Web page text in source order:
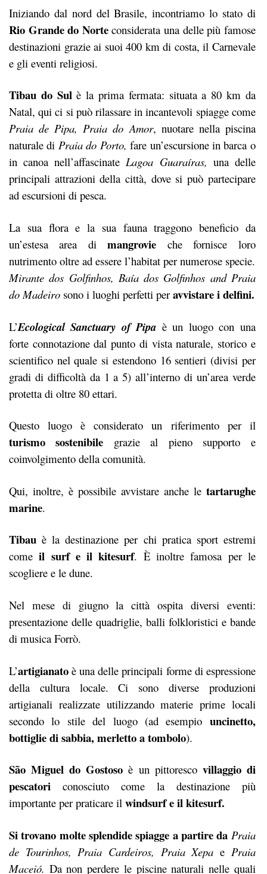
Iniziando dal nord del Brasile, incontriamo lo stato di
Rio Grande do Norteconsiderata una delle più famose
destinazioni grazie ai suoi 400 km di costa, il Carnevale
e gli eventi religiosi.
Tibau do Sulè la prima fermata: situata a 80 km da
Natal, qui ci si può rilassare in incantevoli spiagge come
Praia de Pipa, Praia do Amor, nuotare nella piscina
naturale di Praia do Porto,fare un’escursione in barca o
in canoa nell’affascinateLagoa Guaraíras, una delle
principali attrazioni della città, dove si può partecipare
ad escursioni di pesca.
La sua flora e la sua fauna traggono beneficio da
un’estesa area dimangrovie che fornisce loro
nutrimento oltre ad essere l’habitat per numerose specie.
Mirante dos Golfinhos, Baía dos Golfinhos and Praia
do Madeiro sono i luoghi perfetti per avvistare i delfini.
L’Ecological Sanctuary of Pipa è un luogo con una
forte connotazione dal punto di vista naturale, storico e
scientifico nel quale si estendono 16 sentieri (divisi per
gradi di difficoltà da 1 a 5) all’interno di un’area verde
protetta di oltre 80 ettari.
Questo luogo è considerato un riferimento per il
turismo sostenibile grazie al pieno supporto e
coinvolgimento della comunità.
Qui, inoltre, è possibile avvistare anche le tartarughe
marine.
Tibauè la destinazione per chi pratica sport estremi
comeil surf e il kitesurf. È inoltre famosa per le
scogliere e le dune.
Nel mese di giugno la città ospita diversi eventi:
presentazione delle quadriglie, balli folkloristici e bande
di musica Forrò.
L’artigianato è una delle principali forme di espressione
della cultura locale. Ci sono diverse produzioni
artigianali realizzate utilizzando materie prime locali
secondo lo stile del luogo (ad esempio uncinetto,
bottiglie di sabbia, merletto a tombolo).
São Miguel do Gostosoè un pittoresco villaggio di
pescatori conosciuto come la destinazione più
importante per praticare il windsurf e il kitesurf.
Si trovano molte splendide spiagge a partire da Praia
de Tourinhos, Praia Cardeiros, Praia Xepae Praia
Maceió. Da non perdere le piscine naturali nelle quali